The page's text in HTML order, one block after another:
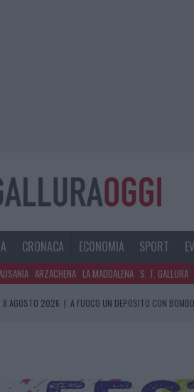
CRONACA ECONOMIA SPORT
ARZACHENA LA MADDALENA S. T. GALLURA
8 AGOSTO 2026 | A FUOCO UN DEPOSITO CON